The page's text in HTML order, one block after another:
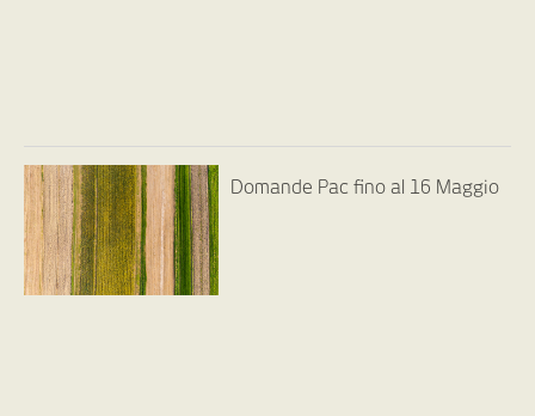
Domande Pac fino al 16 Maggio